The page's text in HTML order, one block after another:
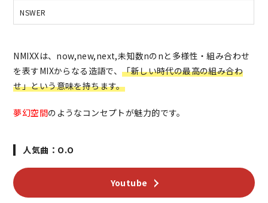
NSWER
NMIXXは、now,new,next,未知数nのnと多様性・組み合わせ
を表すMIXからなる造語で、「新しい時代の最高の組み合わ
せ」という意味を持ちます。
夢幻空間のようなコンセプトが魅力的です。
人気曲：O.O
Youtube